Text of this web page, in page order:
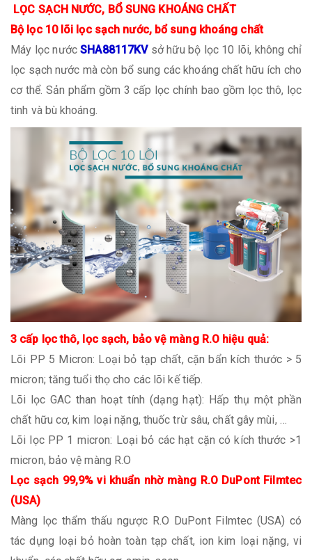
LỌC SẠCH NƯỚC, BỔ SUNG KHOÁNG CHẤT
Bộ lọc 10 lõi lọc sạch nước, bổ sung khoáng chất
Máy lọc nướcSHA88117KV sở hữu bộ lọc 10 lõi, không chỉ
lọc sạch nước mà còn bổ sung các khoáng chất hữu ích cho
cơ thể. Sản phẩm gồm 3 cấp lọc chính bao gồm lọc thô, lọc
tinh và bù khoáng.
3 cấp lọc thô, lọc sạch, bảo vệ màng R.O hiệu quả:
Lõi PP 5 Micron: Loại bỏ tạp chất, cặn bẩn kích thước > 5
micron; tăng tuổi thọ cho các lõi kế tiếp.
Lõi lọc GAC than hoạt tính (dạng hạt): Hấp thụ một phần
chất hữu cơ, kim loại nặng, thuốc trừ sâu, chất gây mùi, …
Lõi lọc PP 1 micron: Loại bỏ các hạt cặn có kích thước >1
micron, bảo vệ màng R.O
Lọc sạch 99,9% vi khuẩn nhờ màng R.O DuPont Filmtec
(USA)
Màng lọc thẩm thấu ngược R.O DuPont Filmtec (USA) có
tác dụng loại bỏ hoàn toàn tạp chất, ion kim loại nặng, vi